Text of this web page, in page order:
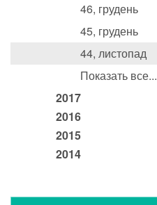
46, грудень
45, грудень
44, листопад
Показать все...
2017
2016
2015
2014